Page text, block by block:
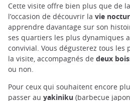
Cette visite offre bien plus que de
l’occasion de découvrir la vie
apprendre davantage sur son
ses quartiers les plus dynamiques
convivial. Vous dégusterez tous les
la visite, accompagnés de deux
ou non.
Pour ceux qui souhaitent encore
passer au yakiniku (barbecue